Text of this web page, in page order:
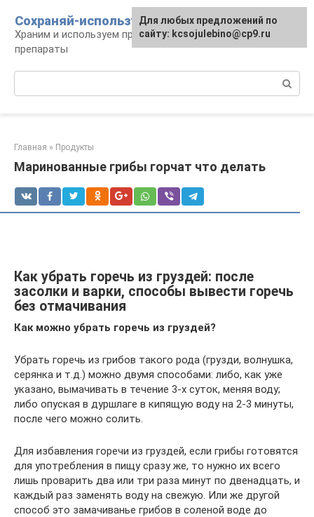
контенту
Сохраняй-используй
Храним и используем продукты, предметы,
препараты
Главная » Продукты
Маринованные грибы горчат что делать
Как убрать горечь из груздей: после
засолки и варки, способы вывести горечь
без отмачивания
Как можно убрать горечь из груздей?
Убрать горечь из грибов такого рода (грузди, волнушка,
серянка и т.д.) можно двумя способами: либо, как уже
указано, вымачивать в течение 3-х суток, меняя воду;
либо опуская в дуршлаге в кипящую воду на 2-3 минуты,
после чего можно солить.
Для избавления горечи из груздей, если грибы готовятся
для употребления в пищу сразу же, то нужно их всего
лишь проварить два или три раза минут по двенадцать, и
каждый раз заменять воду на свежую. Или же другой
способ это замачиванье грибов в соленой воде до
Для любых предложений по
сайту: kcsojulebino@cp9.ru